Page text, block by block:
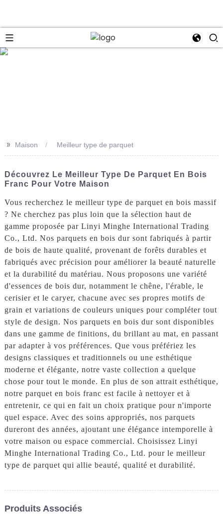
>> Maison Meilleur type de parquet
Découvrez Le Meilleur Type De Parquet En Bois
Franc Pour Votre Maison
Vous recherchez le meilleur type de parquet en bois massif
? Ne cherchez pas plus loin que la sélection haut de
gamme proposée par Linyi Minghe International Trading
Co., Ltd. Nos parquets en bois dur sont fabriqués à partir
de bois de haute qualité, provenant de forêts durables et
fabriqués avec précision pour améliorer la beauté naturelle
et la durabilité du matériau. Nous proposons une variété
d'essences de bois dur, notamment le chêne, l'érable, le
cerisier et le caryer, chacune avec ses propres motifs de
grain et variations de couleurs uniques pour compléter tout
style de design. Nos parquets en bois dur sont disponibles
dans une gamme de finitions, du brillant au mat, en passant
par adapter à vos préférences. Que vous préfériez les
designs classiques et traditionnels ou une esthétique
moderne et élégante, notre vaste collection a quelque
chose pour tout le monde. En plus de son attrait esthétique,
notre parquet en bois franc est facile à nettoyer et à
entretenir, ce qui en fait un choix pratique pour n'importe
quel espace. Avec des soins appropriés, nos parquets
dureront des années, ajoutant une élégance intemporelle à
votre maison ou espace commercial. Choisissez Linyi
Minghe International Trading Co., Ltd. pour le meilleur
type de parquet qui allie beauté, qualité et durabilité.
Produits Associés